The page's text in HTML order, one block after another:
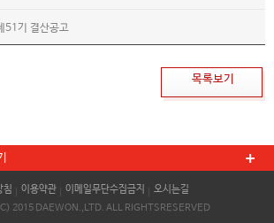
51기 결산공고
목록보기
침 이용약관 이메일무단수집금지
오시는길
2015 DAEWON.,LTD. ALL RIGHTSRESERVED